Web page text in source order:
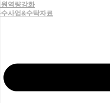
역량강화
사업&수탁자료